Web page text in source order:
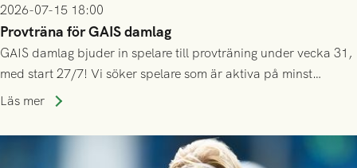
2026-07-15 18:00
Provträna för GAIS damlag
GAIS damlag bjuder in spelare till provträning under vecka 31,
med start 27/7! Vi söker spelare som är aktiva på minst
division 3-nivå.
Läs mer